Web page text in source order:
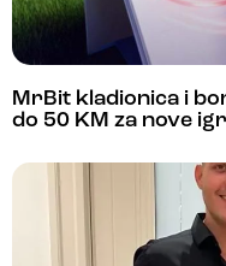
MrBit kladionica i
do 50 KM za nove